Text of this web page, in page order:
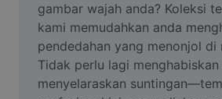
AI Text Remover
AI People Remover
AI Inpainting
gambar wajah anda? Koleksi
kami memudahkan anda
pendedahan yang menonjol di
Tidak perlu lagi menghabiskan
menyelaraskan